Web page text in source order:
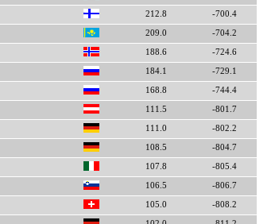
212.8 -700.4
209.0 -704.2
188.6 -724.6
184.1 -729.1
168.8 -744.4
111.5 -801.7
111.0 -802.2
108.5 -804.7
107.8 -805.4
106.5 -806.7
105.0 -808.2